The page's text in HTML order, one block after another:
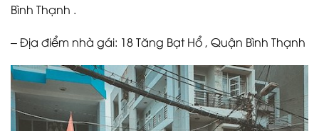
Bình Thạnh .
– Địa điểm nhà gái: 18 Tăng Bạt Hổ , Quận Bình Thạnh